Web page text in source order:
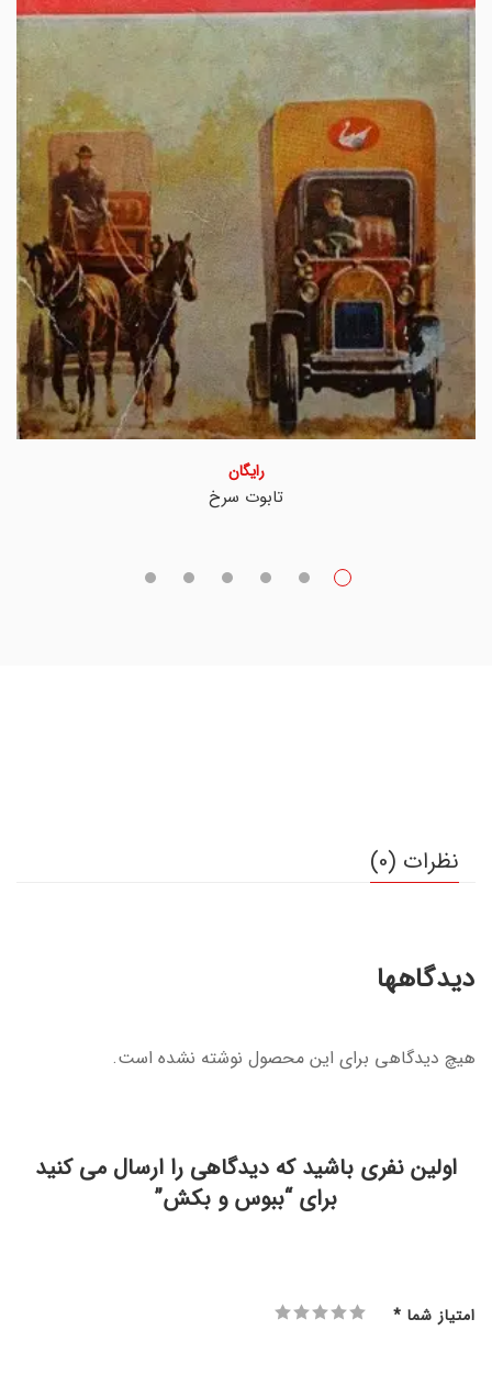
تابوت سرخ
رایگان
نظرات (0)
دیدگاهها
هیچ دیدگاهی برای این محصول نوشته نشده است.
اولین نفری باشید که دیدگاهی را ارسال می کنید
برای “ببوس و بکش”
امتیاز شما *